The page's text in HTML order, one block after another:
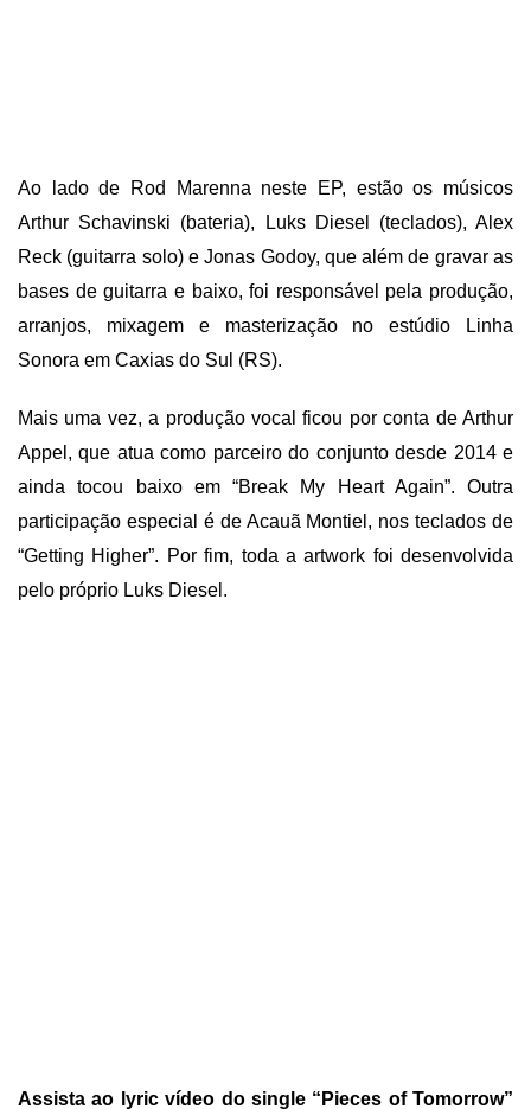
Ao lado de Rod Marenna neste EP, estão os músicos
Arthur Schavinski (bateria), Luks Diesel (teclados), Alex
Reck (guitarra solo) e Jonas Godoy, que além de gravar as
bases de guitarra e baixo, foi responsável pela produção,
arranjos, mixagem e masterização no estúdio Linha
Sonora em Caxias do Sul (RS).
Mais uma vez, a produção vocal ficou por conta de Arthur
Appel, que atua como parceiro do conjunto desde 2014 e
ainda tocou baixo em “Break My Heart Again”. Outra
participação especial é de Acauã Montiel, nos teclados de
“Getting Higher”. Por fim, toda a artwork foi desenvolvida
pelo próprio Luks Diesel.
Assista ao lyric vídeo do single “Pieces of Tomorrow”